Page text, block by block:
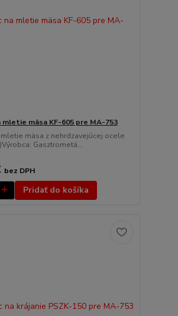
mletie mäsa KF-605 pre MA-753
mäsa z nehrdzavejúcej ocele
Gasztrometá...
bez DPH
Pridať do košíka